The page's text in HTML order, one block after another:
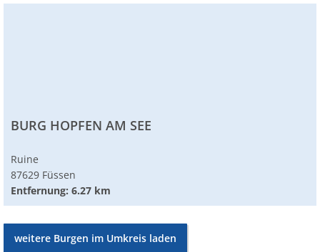
BURG HOPFEN AM SEE
Ruine
87629 Füssen
Entfernung: 6.27 km
weitere Burgen im Umkreis laden